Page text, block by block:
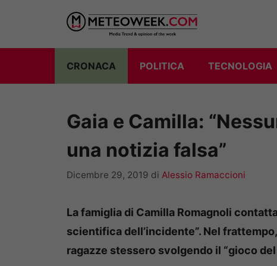
contenuto
CRONACA POLITICA TECNOLOGIA
Gaia e Camilla:
una notizia falsa”
Dicembre 29, 2019 di Alessio Ramaccioni
La famiglia di Camilla Romagnoli
scientifica dell’incidente”. Nel
ragazze stessero svolgendo il “gioco del